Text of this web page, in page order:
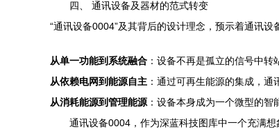
四、 通讯设备及器材的范式转变
“通讯设备0004”及其背后的设计理念，预示着通讯设
从单一功能到系统融合 ：设备不再是孤立的信号中转
从依赖电网到能源自主 ：通过可再生能源的集成，通
从消耗能源到管理能源 ：设备本身成为一个微型的
通讯设备0004，作为深蓝科技图库中一个充满